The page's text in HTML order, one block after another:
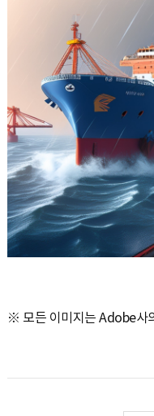
※ 모든 이미지는 Adobe사